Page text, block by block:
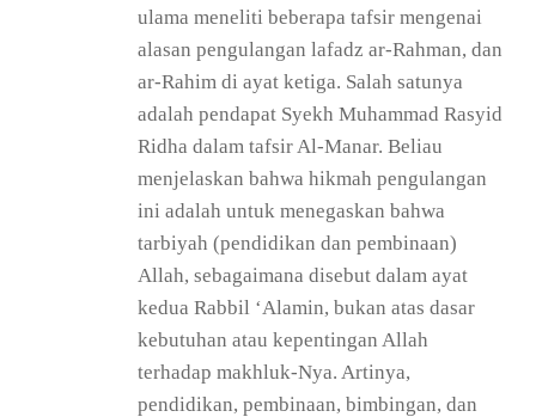
ulama meneliti beberapa tafsir mengenai
alasan pengulangan lafadz ar-Rahman, dan
ar-Rahim di ayat ketiga. Salah satunya
adalah pendapat Syekh Muhammad Rasyid
Ridha dalam tafsir Al-Manar. Beliau
menjelaskan bahwa hikmah pengulangan
ini adalah untuk menegaskan bahwa
tarbiyah (pendidikan dan pembinaan)
Allah, sebagaimana disebut dalam ayat
kedua Rabbil ‘Alamin, bukan atas dasar
kebutuhan atau kepentingan Allah
terhadap makhluk-Nya. Artinya,
pendidikan, pembinaan, bimbingan, dan